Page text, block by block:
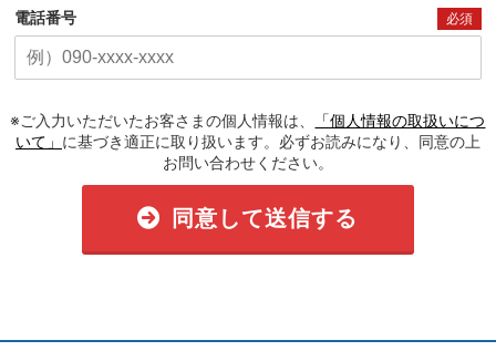
電話番号 必須
※ご入力いただいたお客さまの個人情報は、
「個人情報の取扱いにつ
いて」 に基づき適正に取り扱います。必ずお読みになり、同意の上
お問い合わせください。
同意して送信する